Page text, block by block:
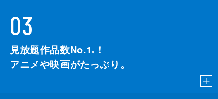
03
見放題作品数No.1 ※
！
アニメや映画がたっぷり。